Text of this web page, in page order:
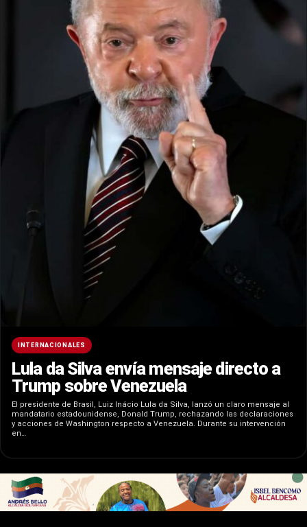
INTERNACIONALES
Lula da Silva envía mensaje directo a
Trump sobre Venezuela
El presidente de Brasil, Luiz Inácio Lula da Silva, lanzó un claro mensaje al
mandatario estadounidense, Donald Trump, rechazando las declaraciones
y acciones de Washington respecto a Venezuela. Durante su intervención
en…